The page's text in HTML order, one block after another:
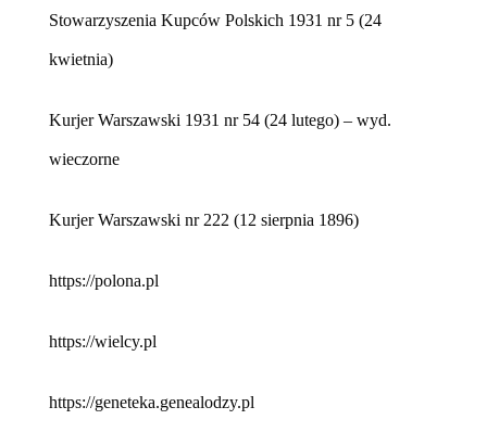
Stowarzyszenia Kupców Polskich 1931 nr 5 (24
kwietnia)
Kurjer Warszawski 1931 nr 54 (24 lutego) – wyd.
wieczorne
Kurjer Warszawski nr 222 (12 sierpnia 1896)
https://polona.pl
https://wielcy.pl
https://geneteka.genealodzy.pl